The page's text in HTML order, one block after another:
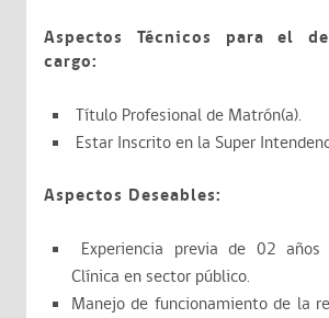
Aspectos Técnicos para el
cargo:
Título Profesional de Matrón(a).
Estar Inscrito en la Super
Aspectos Deseables:
Experiencia previa de 02 años
Clínica en sector público.
Manejo de funcionamiento de la